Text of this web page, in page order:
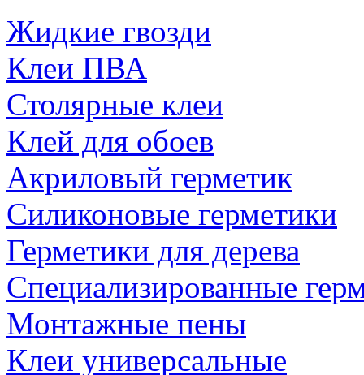
Жидкие гвозди
Клеи ПВА
Столярные клеи
Клей для обоев
Акриловый герметик
Силиконовые герметики
Герметики для дерева
Специализированные
Монтажные пены
Клеи универсальные